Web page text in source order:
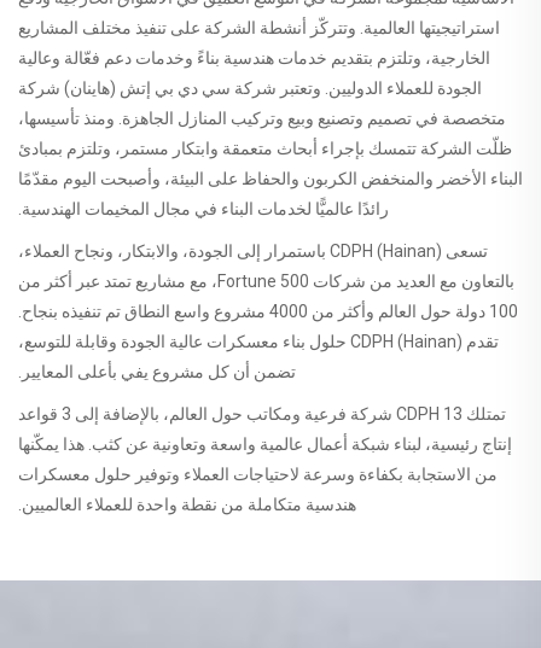
استراتيجيتها العالمية. وتتركّز أنشطة الشركة على تنفيذ مختلف المشاريع
الخارجية، وتلتزم بتقديم خدمات هندسية بناءً وخدمات دعم فعّالة وعالية
الجودة للعملاء الدوليين. وتعتبر شركة سي دي بي إتش (هاينان) شركة
متخصصة في تصميم وتصنيع وبيع وتركيب المنازل الجاهزة. ومنذ تأسيسها،
ظلّت الشركة تتمسك بإجراء أبحاث متعمقة وابتكار مستمر، وتلتزم بمبادئ
البناء الأخضر والمنخفض الكربون والحفاظ على البيئة، وأصبحت اليوم مقدّمًا
رائدًا عالميًّا لخدمات البناء في مجال المخيمات الهندسية.
تسعى CDPH (Hainan) باستمرار إلى الجودة، والابتكار، ونجاح العملاء،
بالتعاون مع العديد من شركات Fortune 500، مع مشاريع تمتد عبر أكثر من
100 دولة حول العالم وأكثر من 4000 مشروع واسع النطاق تم تنفيذه بنجاح.
تقدم CDPH (Hainan) حلول بناء معسكرات عالية الجودة وقابلة للتوسع،
تضمن أن كل مشروع يفي بأعلى المعايير.
تمتلك CDPH 13 شركة فرعية ومكاتب حول العالم، بالإضافة إلى 3 قواعد
إنتاج رئيسية، لبناء شبكة أعمال عالمية واسعة وتعاونية عن كثب. هذا يمكّنها
من الاستجابة بكفاءة وسرعة لاحتياجات العملاء وتوفير حلول معسكرات
هندسية متكاملة من نقطة واحدة للعملاء العالميين.